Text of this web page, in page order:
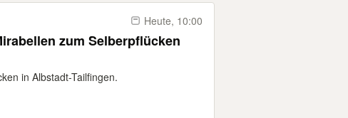
Heute, 10:00
zum Selberpflücken
in Albstadt-Tailfingen.